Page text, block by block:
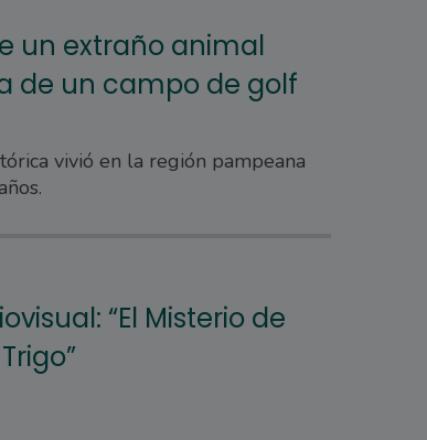
un extraño animal
de un campo de golf
vivió en la región pampeana
“El Misterio de